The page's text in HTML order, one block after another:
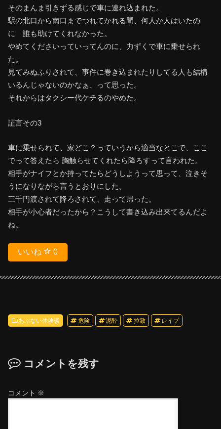
そのまんま引きずる感じで車に連れ込まれた。
駅の北口から南口までつれてかれる間、何人か人はいたの
に 誰も助けてくれなかった。
やめてくださいっていってんのに、力ずくで車に乗せられ
た。
見てみぬふりされて、事件に巻き込まれたりしてる人も結構
いるんじゃないのかなぁ、って思った。
それからはタクシー代ケチるのやめた。
証言その3
車に乗せられて、家どこ？っていうから適当なとこで、ここ
でって答えたら 胸触らせてくれたら降ろすって言われた。
相手がナイフとか持ってたらどうしようって思って、泣きそ
うになりながら言うとおりにした。
三千円渡されて降ろされて、走って帰った。
相手が小心者だったから？こうして書き込み出来てるんだよ
ね。
いいね 0
あぶない体験談 危険 泥酔 拉致 レイプ
コメントを残す
コメント ※